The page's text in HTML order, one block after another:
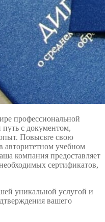
профессиональной
с документом,
Повысьте свою
авторитетном учебном
компания предоставляет
сертификатов,
уникальной услугой и
вашего